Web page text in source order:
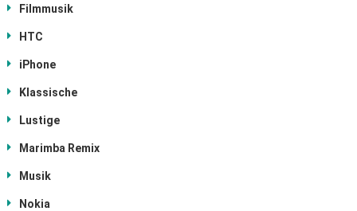
Filmmusik
HTC
iPhone
Klassische
Lustige
Marimba Remix
Musik
Nokia